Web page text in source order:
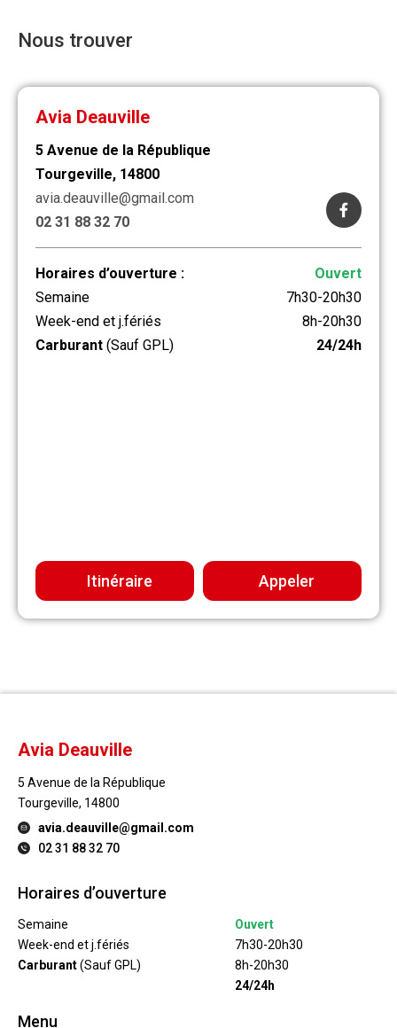
Nous trouver
Avia Deauville
5 Avenue de la République
Tourgeville, 14800
avia.deauville@gmail.com
02 31 88 32 70
Horaires d’ouverture :
Semaine
Week-end et j.fériés
Carburant (Sauf GPL)
Ouvert
7h30-20h30
8h-20h30
24/24h
Itinéraire Appeler
Avia Deauville
5 Avenue de la République
Tourgeville, 14800
avia.deauville@gmail.com
02 31 88 32 70
Horaires d’ouverture
Semaine
Week-end et j.fériés
Carburant(Sauf GPL)
Ouvert
7h30-20h30
8h-20h30
24/24h
Menu